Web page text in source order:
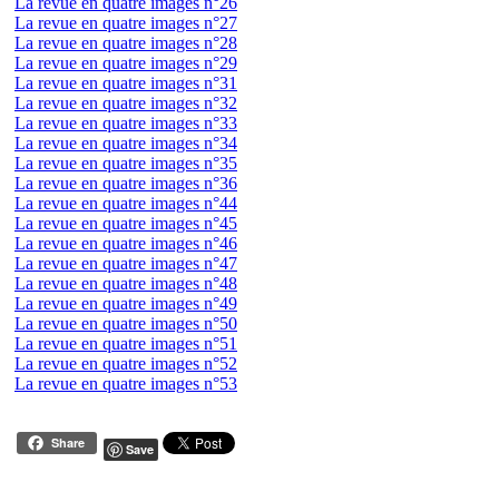
La revue en quatre images n°27
La revue en quatre images n°28
La revue en quatre images n°29
La revue en quatre images n°31
La revue en quatre images n°32
La revue en quatre images n°33
La revue en quatre images n°34
La revue en quatre images n°35
La revue en quatre images n°36
La revue en quatre images n°44
La revue en quatre images n°45
La revue en quatre images n°46
La revue en quatre images n°47
La revue en quatre images n°48
La revue en quatre images n°49
La revue en quatre images n°50
La revue en quatre images n°51
La revue en quatre images n°52
La revue en quatre images n°53
Share Save